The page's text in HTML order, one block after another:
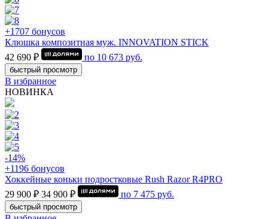
+1707 бонусов
Клюшка композитная муж. INNOVATION STICK
42 690 ₽
по 10 673 руб.
быстрый просмотр
В избранное
НОВИНКА
-14%
+1196 бонусов
Хоккейные коньки подростковые Rush Razor R4PRO
29 900 ₽ 34 900 ₽ по 7 475 руб.
быстрый просмотр